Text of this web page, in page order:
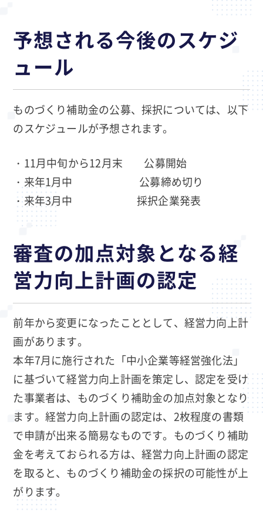
予想される今後のスケジ
ュール
ものづくり補助金の公募、採択については、以下
のスケジュールが予想されます。
・11月中旬から12月末 公募開始
・来年1月中 公募締め切り
・来年3月中 採択企業発表
審査の加点対象となる経
営力向上計画の認定
前年から変更になったこととして、経営力向上計
画があります。
本年7月に施行された「中小企業等経営強化法」
に基づいて経営力向上計画を策定し、認定を受け
た事業者は、ものづくり補助金の加点対象となり
ます。経営力向上計画の認定は、2枚程度の書類
で申請が出来る簡易なものです。ものづくり補助
金を考えておられる方は、経営力向上計画の認定
を取ると、ものづくり補助金の採択の可能性が上
がります。